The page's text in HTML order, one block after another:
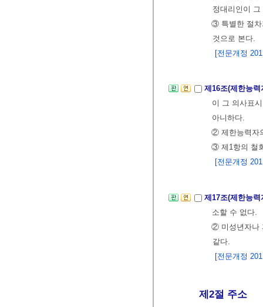
정대리인이
③ 특별한 절차
것으로 본다.
[전문개정
제16조(제한능
이 그 의사표
아니하다.
② 제한능력자
③ 제1항의 철
[전문개정
제17조(제한능
소할 수 없다.
② 미성년자나
같다.
[전문개정
제2절 주소